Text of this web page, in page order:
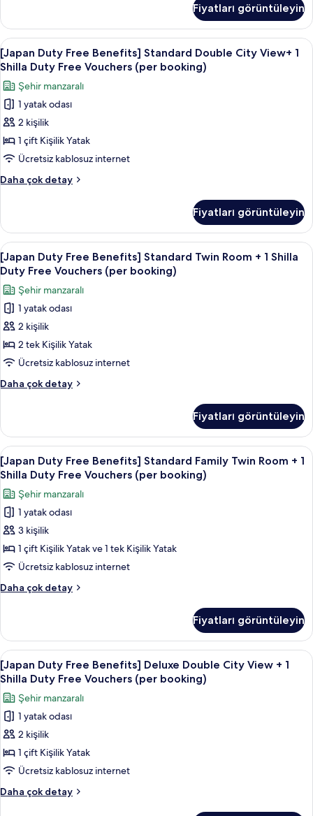
Duty
Free
Vouchers
(per
booking)
için
tüm
fotoğrafları
görün
Deluxe
Family
Twin
Room
Shilla
Duty
Free
Vouchers
booking)
hakkında
daha
Fiyatları görüntüleyin
[Japan
Duty
Free
Benefits]
Standard
Double
City
View+
1
Shilla
Free
Vouchers
(per
booking)
için
tüm
fotoğrafları
görün
Kaliteli yatak takımı, kuştüyü yorgan,
6
[Japan Duty Free Benefits] Standard Double City View+ 1
Shilla Duty Free Vouchers (per booking)
Şehir manzaralı
1 yatak odası
2 kişilik
1 çift Kişilik Yatak
Ücretsiz kablosuz internet
Daha çok detay
[Japan
Standard
Double
City
View+
Shilla
Duty
Free
Vouchers
(per
hakkında
daha
fazla
Fiyatları görüntüleyin
[Japan
Duty
Free
Benefits]
Standard
Twin
Room
+
1
Shilla
Free
Vouchers
(per
booking)
için
tüm
fotoğrafları
görün
Kaliteli yatak takımı, kuştüyü yorgan,
6
[Japan Duty Free Benefits] Standard Twin Room + 1 Shilla
Duty Free Vouchers (per booking)
Şehir manzaralı
1 yatak odası
2 kişilik
2 tek Kişilik Yatak
Ücretsiz kablosuz internet
Daha çok detay
[Japan
Standard
Twin
Room
+
Shilla
Duty
Free
Vouchers
(per
hakkında
daha
fazla
Fiyatları görüntüleyin
[Japan
Duty
Free
Benefits]
Standard
Family
Twin
Room
+
1
Duty
Free
Vouchers
(per
booking)
için
tüm
fotoğrafları
görün
Kaliteli yatak takımı, kuştüyü yorgan,
6
[Japan Duty Free Benefits] Standard Family Twin Room + 1
Shilla Duty Free Vouchers (per booking)
Şehir manzaralı
1 yatak odası
3 kişilik
1 çift Kişilik Yatak ve 1 tek Kişilik Yatak
Ücretsiz kablosuz internet
Daha çok detay
[Japan
Standard
Family
Twin
Room
Shilla
Duty
Free
Vouchers
booking)
hakkında
daha
Fiyatları görüntüleyin
[Japan
Duty
Free
Benefits]
Deluxe
Double
City
View
+
1
Kaliteli yatak takımı, kuştüyü yorgan,
6
[Japan Duty Free Benefits] Deluxe Double City View + 1
Shilla Duty Free Vouchers (per booking)
Şehir manzaralı
1 yatak odası
2 kişilik
1 çift Kişilik Yatak
Ücretsiz kablosuz internet
Daha çok detay
[Japan